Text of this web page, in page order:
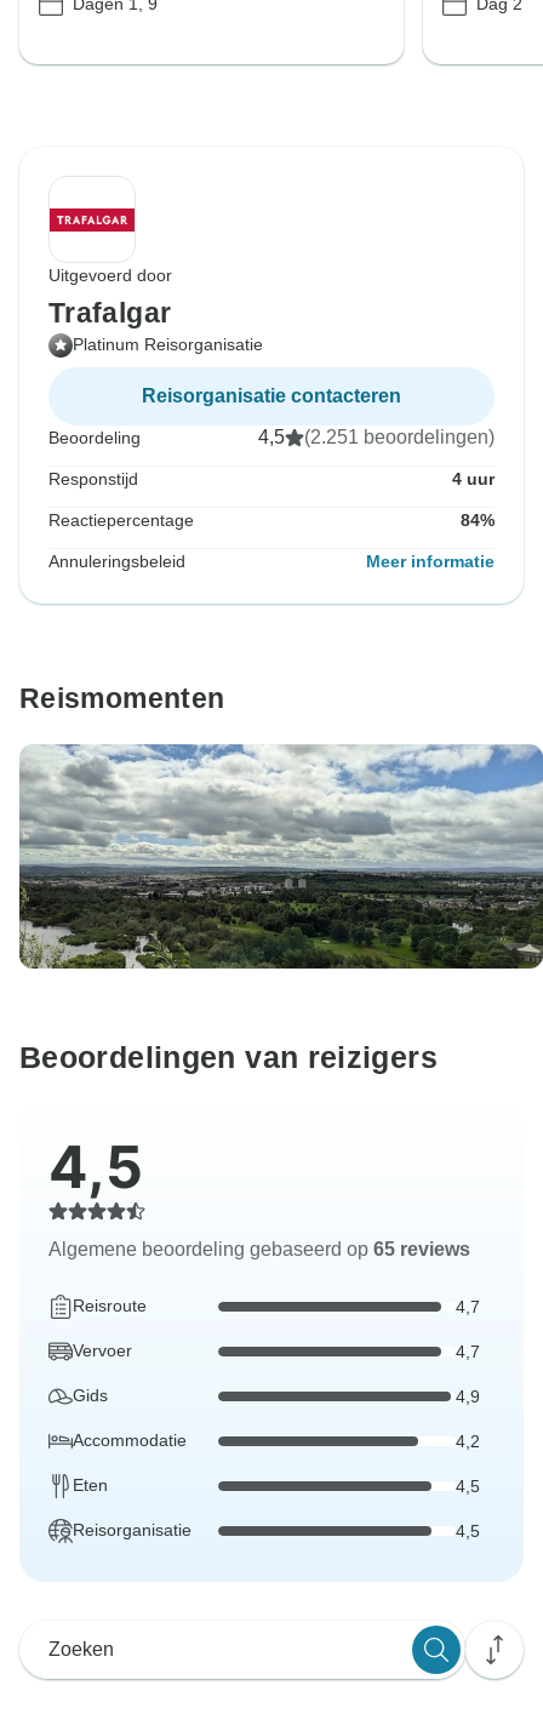
Uitgevoerd door
Trafalgar
Platinum Reisorganisatie
Reisorganisatie contacteren
Beoordeling 4,5 (2.251 beoordelingen)
Responstijd 4 uur
Reactiepercentage 84%
Annuleringsbeleid Meer informatie
Reismomenten
Beoordelingen van reizigers
4,5
Algemene beoordeling gebaseerd op 65 reviews
Reisroute 4,7
Vervoer 4,7
Gids 4,9
Accommodatie 4,2
Eten 4,5
Reisorganisatie 4,5